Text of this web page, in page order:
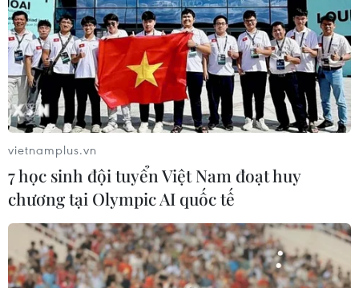
#USD #Giá vàng #Tỷ giá
#Rổ tiền tệ
#Ngân hàng Nhà nước Việt Nam
#Tổng cục Thống kê
#Xuất khẩu
#Nhập khẩu #Điều chỉnh tỷ giá
Theo dõi VietnamPlus
vietnamplus.vn
7 học sinh đội tuyển Việt Nam đoạt huy
chương tại Olympic AI quốc tế